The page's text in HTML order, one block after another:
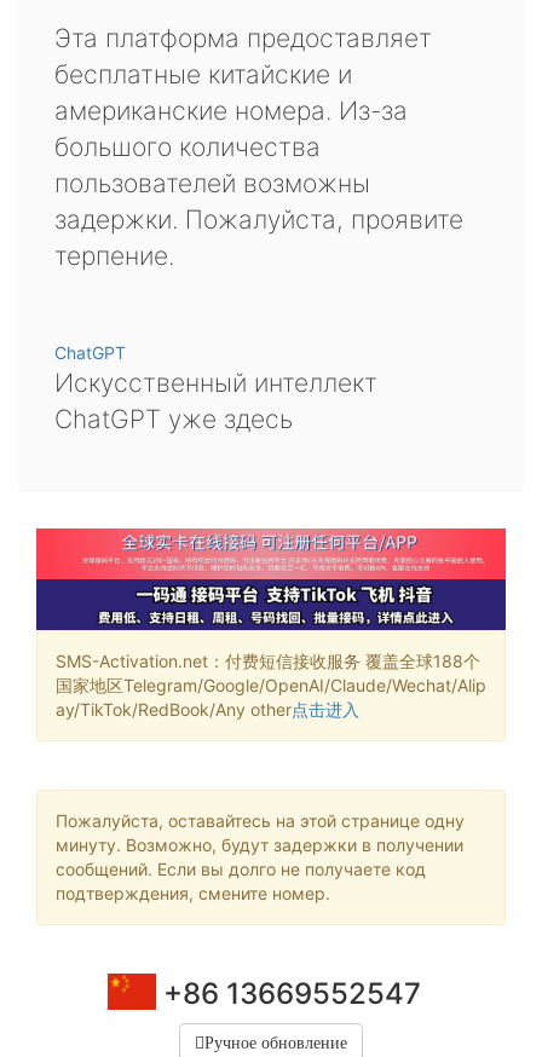
Эта платформа предоставляет
бесплатные китайские и
американские номера. Из-за
большого количества
пользователей возможны
задержки. Пожалуйста, проявите
терпение.
ChatGPT
Искусственный интеллект
ChatGPT уже здесь
SMS-Activation.net：付费短信接收服务 覆盖全球188个
国家地区Telegram/Google/OpenAI/Claude/Wechat/Alip
ay/TikTok/RedBook/Any other点击进入
Пожалуйста, оставайтесь на этой странице одну
минуту. Возможно, будут задержки в получении
сообщений. Если вы долго не получаете код
подтверждения, смените номер.
+86 13669552547
Ручное обновление